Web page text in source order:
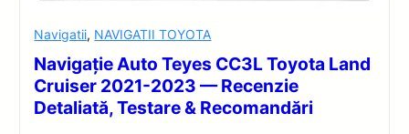
Navigatii, NAVIGATII TOYOTA
Navigație Auto Teyes CC3L Toyota Land
Cruiser 2021-2023 — Recenzie
Detaliată, Testare & Recomandări